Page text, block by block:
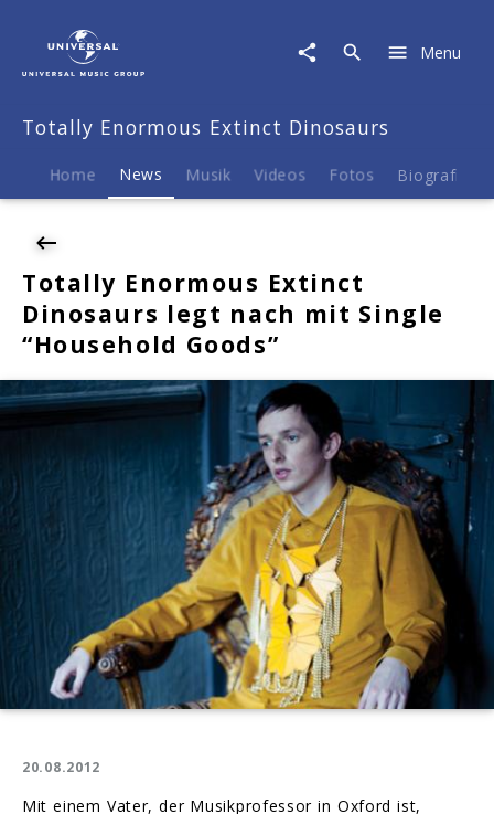
Enormous
Dinosaurs
News
Totally
Enormous
Dinosaurs
nach
mit
Single
"Household
Goods"
Menu
Totally Enormous Extinct Dinosaurs
Home News Musik Videos Fotos Biografie
Totally Enormous Extinct
Dinosaurs legt nach mit Single
“Household Goods”
20.08.2012
Mit einem Vater, der Musikprofessor in Oxford ist,